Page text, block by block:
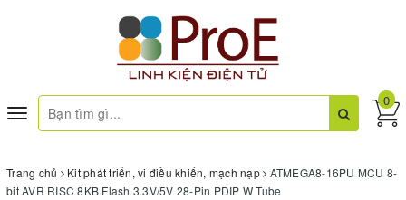
Toggle
navigation
0
Trang chủ Kit phát triển, vi điều khiển, mạch nạp
ATMEGA8-16PU MCU 8-
bit AVR RISC 8KB Flash 3.3V/5V 28-Pin PDIP W Tube